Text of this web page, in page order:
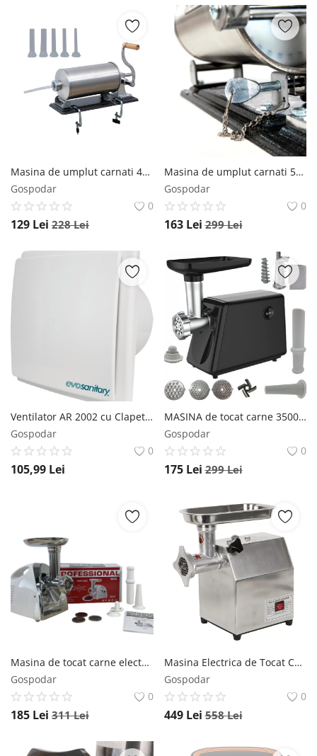
Masina de umplut carnati 4kg orizontala, profesionala, inox, cu 5 palnii, sistem Airstop, CAMPION CMP1169 CAMPION
Gospodar
0
129 Lei 228Lei
Masina de umplut carnati 5KG, orizontala profesionala inox, cu 5 palnii, sistem Airstop, CAMPION CMP1166
Gospodar
0
163 Lei 299Lei
Ventilator AR 2002 cu Clapeta, 13W – Cod 681934 Evosanitary
Gospodar
0
105,99 Lei
MASINA de tocat carne 3500w electrica PROFESIONALA , 4 IN 1, adaptor rosii, carnati, chiftele NEGRU LUCIOS CAMPION CMP1671 CAMPION
Gospodar
0
175 Lei 299Lei
Masina de tocat carne electrica 3000w, *3 in 1*, carne, carnati, chiftele, 3 site inox, PROFESSIONAL Campion CMP1683 CAMPION
Gospodar
0
185 Lei 311Lei
Masina Electrica de Tocat Carne Profesionala MK8 ALTAI – 750W, Otel Inox, Accesorii Incluse – Campion CMP0868 CAMPION
Gospodar
0
449 Lei 558Lei